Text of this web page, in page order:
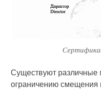
Существуют различные
ограничению смещения